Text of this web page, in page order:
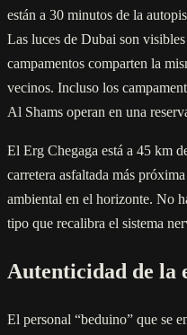
están a 30 minutos de la
Las luces de Dubai son
campamentos comparten la
vecinos. Incluso los
Al Shams operan en una
El Erg Chegaga está a 45 km
carretera asfaltada más
ambiental en el horizonte. No
tipo que recalibra el sistema
Autenticidad de la
El personal “beduino” que se